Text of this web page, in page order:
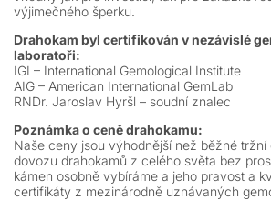
výjimečného šperku.
Drahokam byl certifikován v nezávislé
laboratoři:
IGI – International Gemological Institute
AIG – American International GemLab
RNDr. Jaroslav Hyršl – soudní znalec
Poznámka o ceně drahokamu:
Naše ceny jsou výhodnější než běžné tržní
dovozu drahokamů z celého světa bez
kámen osobně vybíráme a jeho pravost a
certifikáty z mezinárodně uznávaných